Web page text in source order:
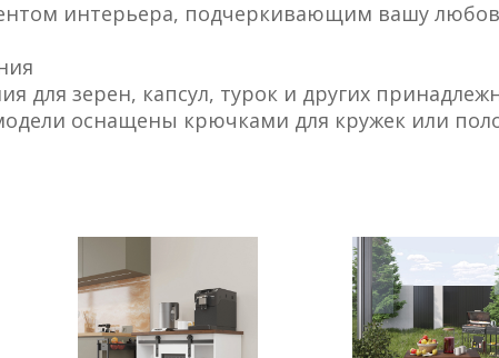
интерьера, подчеркивающим вашу
для зерен, капсул, турок и других
оснащены крючками для кружек или